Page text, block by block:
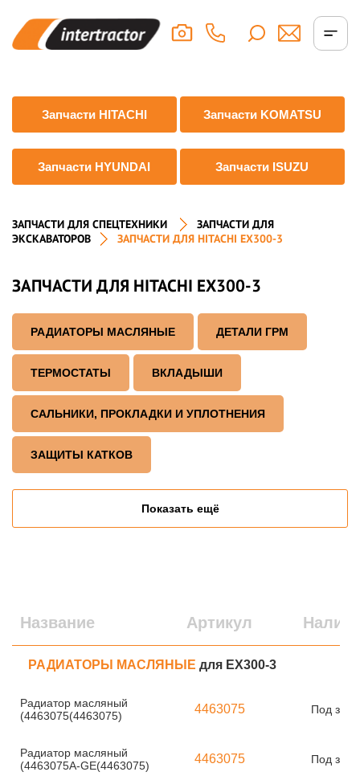
Запчасти HITACHI Запчасти KOMATSU
Запчасти HYUNDAI Запчасти ISUZU
ЗАПЧАСТИ ДЛЯ СПЕЦТЕХНИКИ
ЗАПЧАСТИ ДЛЯ
ЭКСКАВАТОРОВ
ЗАПЧАСТИ ДЛЯ HITACHI EX300-3
ЗАПЧАСТИ ДЛЯ HITACHI EX300-3
РАДИАТОРЫ МАСЛЯНЫЕ ДЕТАЛИ ГРМ
ТЕРМОСТАТЫ ВКЛАДЫШИ
САЛЬНИКИ, ПРОКЛАДКИ И УПЛОТНЕНИЯ
ЗАЩИТЫ КАТКОВ
Показать ещё
Название Артикул
РАДИАТОРЫ МАСЛЯНЫЕ для EX300-3
Радиатор масляный
(4463075(4463075)
4463075 Под
Радиатор масляный
(4463075A-GE(4463075)
4463075 Под